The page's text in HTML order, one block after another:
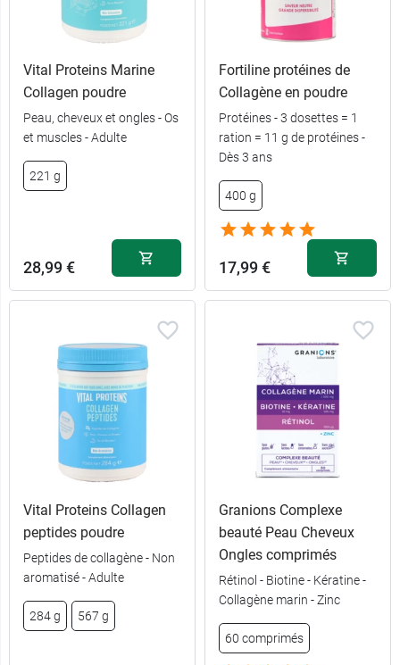
60
comprimés
comprimés
16,59 €
Vital Proteins Marine
Collagen poudre
Peau, cheveux et ongles - Os
et muscles - Adulte
221 g
28,99 €
Fortiline protéines de
Collagène en poudre
Protéines - 3 dosettes = 1
ration = 11 g de protéines -
Dès 3 ans
400 g
17,99 €
Vital Proteins Collagen
peptides poudre
Peptides de collagène - Non
aromatisé - Adulte
284 g 567 g
Granions Complexe
beauté Peau Cheveux
Ongles comprimés
Rétinol - Biotine - Kératine -
Collagène marin - Zinc
60 comprimés